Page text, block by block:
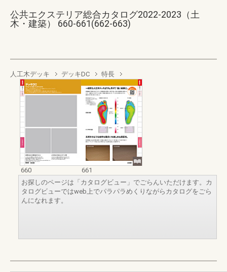
公共エクステリア総合カタログ2022-2023（土
木・建築） 660-661(662-663)
人工木デッキ デッキDC 特長
660
661
お探しのページは「カタログビュー」でごらんいただけます。カ
タログビューではweb上でパラパラめくりながらカタログをごら
んになれます。